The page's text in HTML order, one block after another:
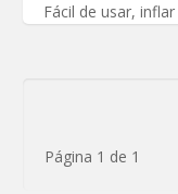
Fácil de usar,
Página 1 de 1